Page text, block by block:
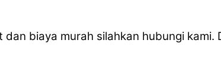
biaya murah silahkan hubungi kami.